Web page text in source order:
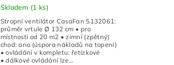
Skladem (1 ks)
Stropní ventilátor CasaFan 5132061:
průměr vrtule Ø 132 cm • pro
místnosti od 20 m2 • zimní (zpětný)
chod: ano (úspora nákladů na topení)
• ovládání v kompletu: řetízkové
• dálkové ovládání lze...